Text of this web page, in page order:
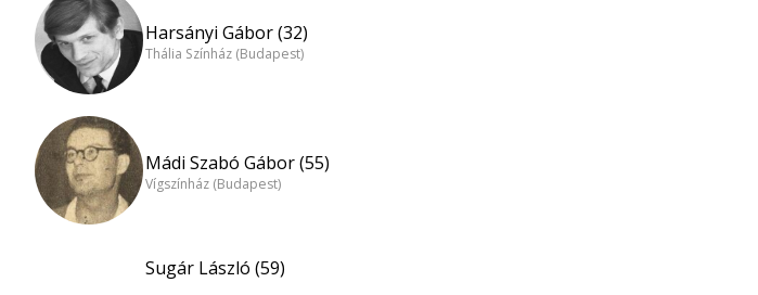
Harsányi Gábor (32)
Thália Színház (Budapest)
Mádi Szabó Gábor (55)
Vígszínház (Budapest)
Sugár László (59)